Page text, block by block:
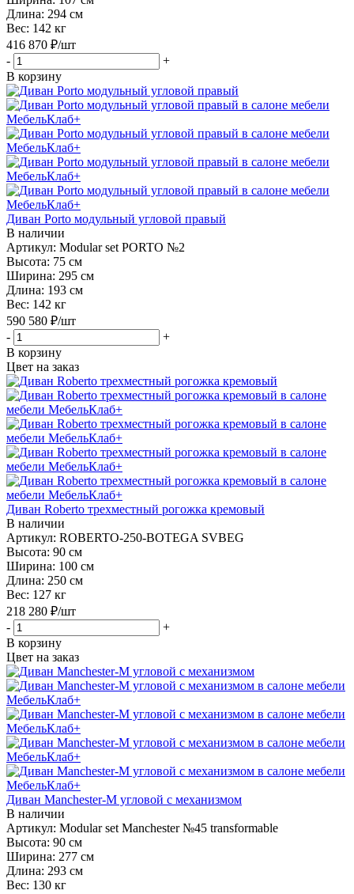
Длина: 294 см
Вес: 142 кг
416 870 ₽/шт
-
+
В корзину
Диван Porto модульный угловой правый
В наличии
Артикул: Modular set PORTO №2
Высота: 75 см
Ширина: 295 см
Длина: 193 см
Вес: 142 кг
590 580 ₽/шт
-
+
В корзину
Цвет на заказ
Диван Roberto трехместный рогожка кремовый
В наличии
Артикул: ROBERTO-250-BOTEGA SVBEG
Высота: 90 см
Ширина: 100 см
Длина: 250 см
Вес: 127 кг
218 280 ₽/шт
-
+
В корзину
Цвет на заказ
Диван Manchester-M угловой с механизмом
В наличии
Артикул: Modular set Manchester №45 transformable
Высота: 90 см
Ширина: 277 см
Длина: 293 см
Вес: 130 кг